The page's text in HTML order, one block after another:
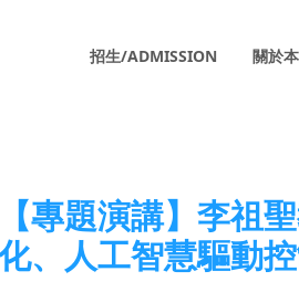
招生/ADMISSION 關於
【專題演講】李祖
、人工智慧驅動